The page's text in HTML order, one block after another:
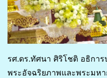
รศ.ดร.ทัศนา ศิริโชติ อธิกา
พระอัจฉริยภาพและพระมห